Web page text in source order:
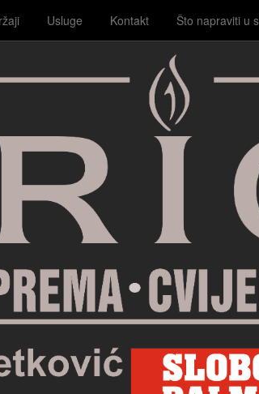
Usluge Kontakt Što napraviti u